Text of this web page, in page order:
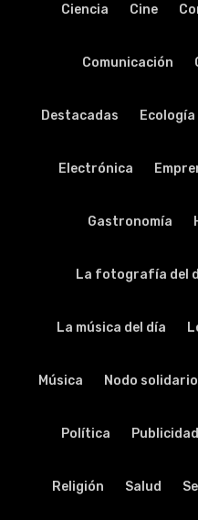
Ciencia Cine
Comunicación
Destacadas Ecología
Electrónica
Gastronomía
La fotografía del
La música del día
Música Nodo solidario
Política Publicidad
Religión Salud